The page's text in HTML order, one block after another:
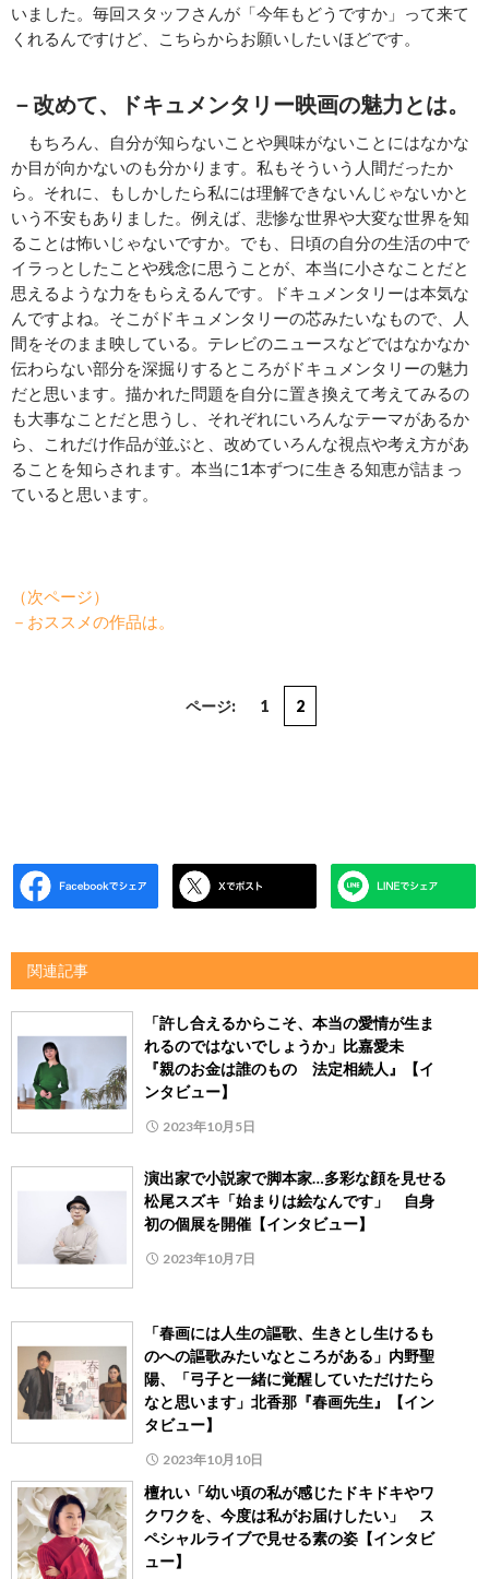
いました。毎回スタッフさんが「今年もどうですか」って来て
くれるんですけど、こちらからお願いしたいほどです。
－改めて、ドキュメンタリー映画の魅力とは。
もちろん、自分が知らないことや興味がないことにはなかな
か目が向かないのも分かります。私もそういう人間だったか
ら。それに、もしかしたら私には理解できないんじゃないかと
いう不安もありました。例えば、悲惨な世界や大変な世界を知
ることは怖いじゃないですか。でも、日頃の自分の生活の中で
イラっとしたことや残念に思うことが、本当に小さなことだと
思えるような力をもらえるんです。ドキュメンタリーは本気な
んですよね。そこがドキュメンタリーの芯みたいなもので、人
間をそのまま映している。テレビのニュースなどではなかなか
伝わらない部分を深掘りするところがドキュメンタリーの魅力
だと思います。描かれた問題を自分に置き換えて考えてみるの
も大事なことだと思うし、それぞれにいろんなテーマがあるか
ら、これだけ作品が並ぶと、改めていろんな視点や考え方があ
ることを知らされます。本当に1本ずつに生きる知恵が詰まっ
ていると思います。
（次ページ）
－おススメの作品は。
ページ: 1 2
関連記事
「許し合えるからこそ、本当の愛情が生ま
れるのではないでしょうか」比嘉愛未
『親のお金は誰のもの 法定相続人』【イ
ンタビュー】
2023年10月5日
演出家で小説家で脚本家…多彩な顔を見せる
松尾スズキ「始まりは絵なんです」 自身
初の個展を開催【インタビュー】
2023年10月7日
「春画には人生の謳歌、生きとし生けるも
のへの謳歌みたいなところがある」内野聖
陽、「弓子と一緒に覚醒していただけたら
なと思います」北香那『春画先生』【イン
タビュー】
2023年10月10日
檀れい「幼い頃の私が感じたドキドキやワ
クワクを、今度は私がお届けしたい」 ス
ペシャルライブで見せる素の姿【インタビ
ュー】